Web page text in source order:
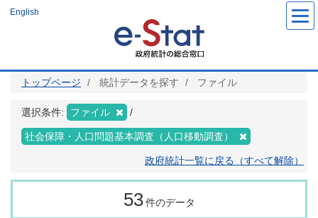
ツ
English
トップページ 統計データを探す ファイル
選択条件: ファイル
社会保障・人口問題基本調査（人口移動調査）
政府統計一覧に戻る（すべて解除）
53 件のデータ